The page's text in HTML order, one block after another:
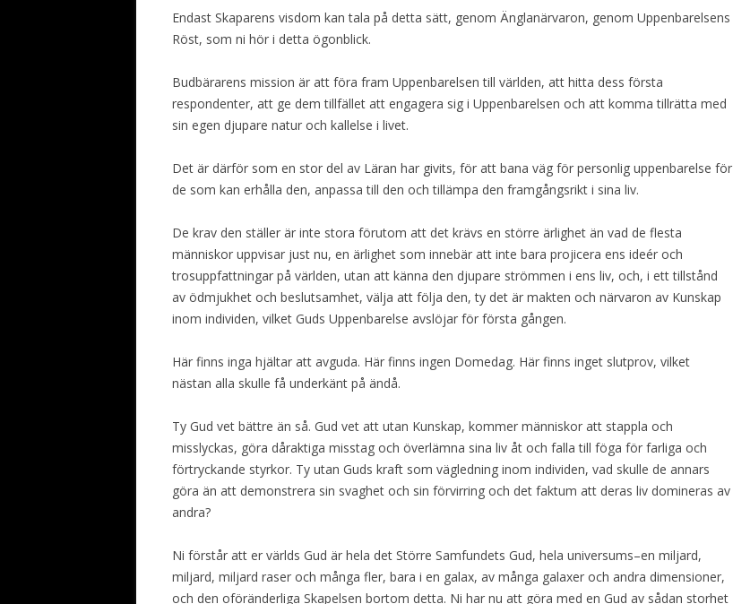
Endast Skaparens visdom kan tala på detta sätt, genom Änglanärvaron, genom Uppenbarelsens
Röst, som ni hör i detta ögonblick.
Budbärarens mission är att föra fram Uppenbarelsen till världen, att hitta dess första
respondenter, att ge dem tillfället att engagera sig i Uppenbarelsen och att komma tillrätta med
sin egen djupare natur och kallelse i livet.
Det är därför som en stor del av Läran har givits, för att bana väg för personlig uppenbarelse för
de som kan erhålla den, anpassa till den och tillämpa den framgångsrikt i sina liv.
De krav den ställer är inte stora förutom att det krävs en större ärlighet än vad de flesta
människor uppvisar just nu, en ärlighet som innebär att inte bara projicera ens ideér och
trosuppfattningar på världen, utan att känna den djupare strömmen i ens liv, och, i ett tillstånd
av ödmjukhet och beslutsamhet, välja att följa den, ty det är makten och närvaron av Kunskap
inom individen, vilket Guds Uppenbarelse avslöjar för första gången.
Här finns inga hjältar att avguda. Här finns ingen Domedag. Här finns inget slutprov, vilket
nästan alla skulle få underkänt på ändå.
Ty Gud vet bättre än så. Gud vet att utan Kunskap, kommer människor att stappla och
misslyckas, göra dåraktiga misstag och överlämna sina liv åt och falla till föga för farliga och
förtryckande styrkor. Ty utan Guds kraft som vägledning inom individen, vad skulle de annars
göra än att demonstrera sin svaghet och sin förvirring och det faktum att deras liv domineras av
andra?
Ni förstår att er världs Gud är hela det Större Samfundets Gud, hela universums–en miljard,
miljard, miljard raser och många fler, bara i en galax, av många galaxer och andra dimensioner,
och den oföränderliga Skapelsen bortom detta. Ni har nu att göra med en Gud av sådan storhet